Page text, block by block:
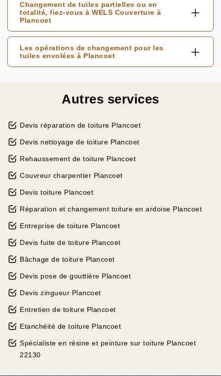
Changement de tuiles partielles ou en
totalité, fiez-vous à WELS Couverture à
Plancoet
Les opérations de changement pour les
tuiles envolées à Plancoet
Autres services
Devis réparation de toiture Plancoet
Devis nettoyage de toiture Plancoet
Rehaussement de toiture Plancoet
Couvreur charpentier Plancoet
Devis toiture Plancoet
Réparation et changement toiture en ardoise Plancoet
Entreprise de toiture Plancoet
Devis fuite de toiture Plancoet
Bâchage de toiture Plancoet
Devis pose de gouttière Plancoet
Devis zingueur Plancoet
Entretien de toiture Plancoet
Etanchéité de toiture Plancoet
Spécialiste en résine et peinture sur toiture Plancoet
22130